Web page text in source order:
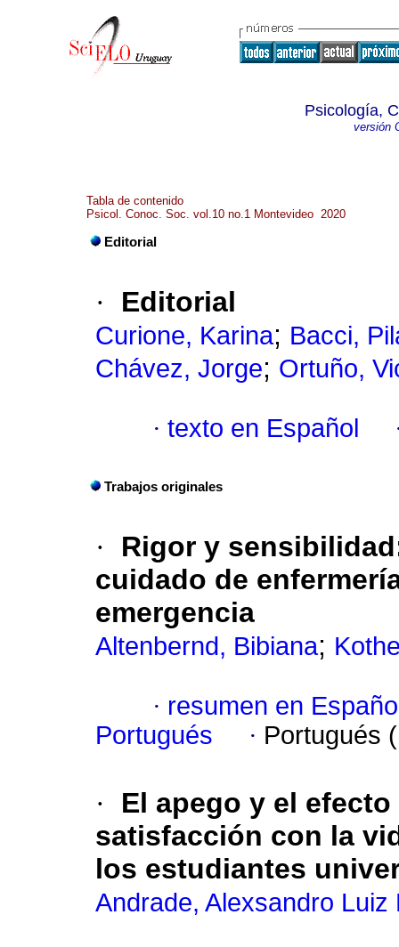
Psicología,
versión
Tabla de contenido
Psicol. Conoc. Soc. vol.10 no.1 Montevideo 2020
Editorial
· Editorial
Curione, Karina; Bacci,
Chávez, Jorge; Ortuño,
· texto en Español
Trabajos originales
·
Rigor y
cuidado de
emergencia
Altenbernd, Bibiana;
· resumen en
Portugués
· Portugués
·
El apego y el
satisfacción con la
los estudiantes
Andrade, Alexsandro Luiz